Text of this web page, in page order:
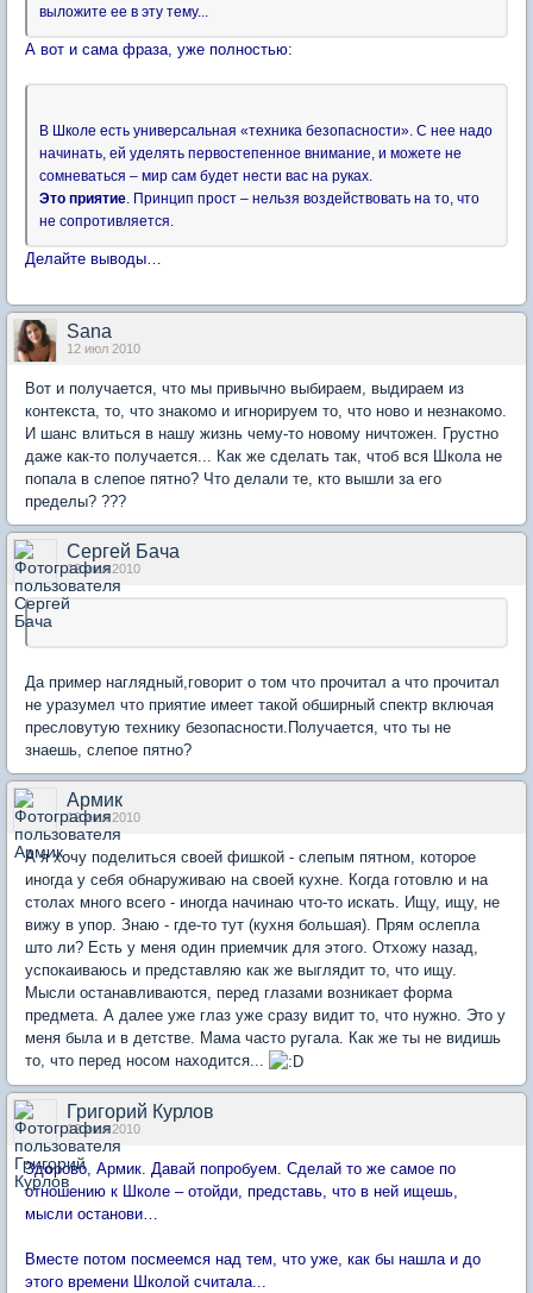
выложите ее в эту тему...
А вот и сама фраза, уже полностью:
В Школе есть универсальная «техника безопасности». С нее надо
начинать, ей уделять первостепенное внимание, и можете не
сомневаться – мир сам будет нести вас на руках.
Это приятие. Принцип прост – нельзя воздействовать на то, что
не сопротивляется.
Делайте выводы…
Sana
12 июл 2010
Вот и получается, что мы привычно выбираем, выдираем из
контекста, то, что знакомо и игнорируем то, что ново и незнакомо.
И шанс влиться в нашу жизнь чему-то новому ничтожен. Грустно
даже как-то получается... Как же сделать так, чтоб вся Школа не
попала в слепое пятно? Что делали те, кто вышли за его
пределы? ???
Сергей Бача
12 июл 2010
..
Да пример наглядный,говорит о том что прочитал а что прочитал
не уразумел что приятие имеет такой обширный спектр включая
пресловутую технику безопасности.Получается, что ты не
знаешь, слепое пятно?
Армик
12 июл 2010
А я хочу поделиться своей фишкой - слепым пятном, которое
иногда у себя обнаруживаю на своей кухне. Когда готовлю и на
столах много всего - иногда начинаю что-то искать. Ищу, ищу, не
вижу в упор. Знаю - где-то тут (кухня большая). Прям ослепла
што ли? Есть у меня один приемчик для этого. Отхожу назад,
успокаиваюсь и представляю как же выглядит то, что ищу.
Мысли останавливаются, перед глазами возникает форма
предмета. А далее уже глаз уже сразу видит то, что нужно. Это у
меня была и в детстве. Мама часто ругала. Как же ты не видишь
то, что перед носом находится...
Григорий Курлов
12 июл 2010
Здорово, Армик. Давай попробуем. Сделай то же самое по
отношению к Школе – отойди, представь, что в ней ищешь,
мысли останови…
Вместе потом посмеемся над тем, что уже, как бы нашла и до
этого времени Школой считала...